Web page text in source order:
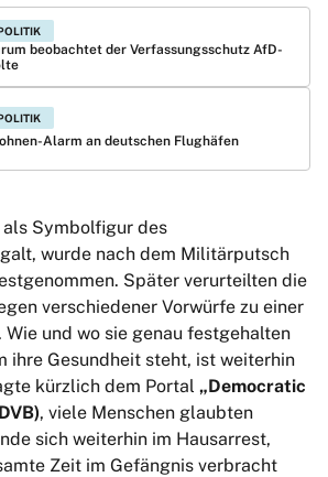
beobachtet der Verfassungsschutz AfD-
Alarm an deutschen Flughäfen
Symbolfigur des
wurde nach dem Militärputsch
Später verurteilten die
verschiedener Vorwürfe zu einer
und wo sie genau festgehalten
ihre Gesundheit steht, ist weiterhin
kürzlich dem Portal „Democratic
, viele Menschen glaubten
sich weiterhin im Hausarrest,
Zeit im Gefängnis verbracht